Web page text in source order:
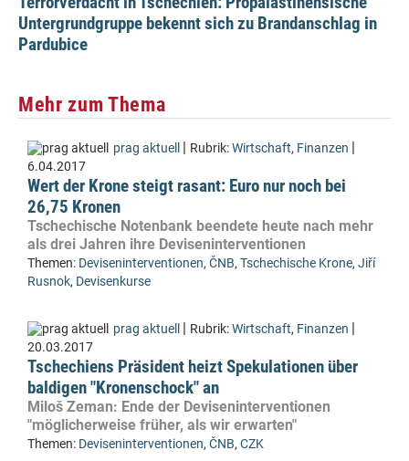
Untergrundgruppe bekennt sich zu Brandanschlag in
Pardubice
Mehr zum Thema
prag aktuell | Rubrik:Wirtschaft, Finanzen |
6.04.2017
Wert der Krone steigt rasant: Euro nur noch bei
26,75 Kronen
Tschechische Notenbank beendete heute nach mehr
als drei Jahren ihre Deviseninterventionen
Themen: Deviseninterventionen, ČNB, Tschechische Krone, Jiří
Rusnok, Devisenkurse
prag aktuell | Rubrik:Wirtschaft, Finanzen |
20.03.2017
Tschechiens Präsident heizt Spekulationen über
baldigen "Kronenschock" an
Miloš Zeman: Ende der Deviseninterventionen
"möglicherweise früher, als wir erwarten"
Themen: Deviseninterventionen, ČNB, CZK